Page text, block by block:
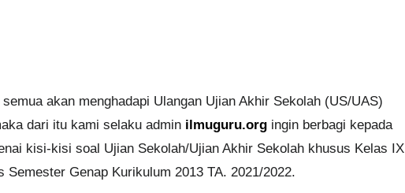
akan menghadapi Ulangan Ujian Akhir Sekolah (US/UAS)
dari itu kami selaku admin ilmuguru.org ingin berbagi kepada
kisi-kisi soal Ujian Sekolah/Ujian Akhir Sekolah khusus Kelas IX
Semester Genap Kurikulum 2013 TA. 2021/2022.